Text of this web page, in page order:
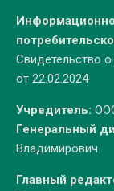
Свидетельство
от 22.02.2024
Учредитель:
Генеральный
Владимирович
Главный